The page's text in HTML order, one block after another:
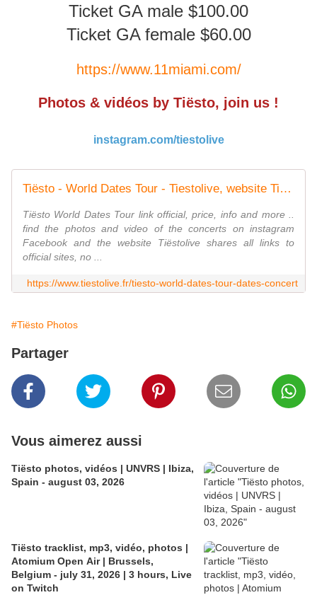
Ticket GA male $100.00
Ticket GA female $60.00
https://www.11miami.com/
Photos & vidéos by Tiësto, join us !
instagram.com/tiestolive
Tiësto - World Dates Tour - Tiestolive, website Tiesto
Tiësto World Dates Tour link official, price, info and more ..
find the photos and video of the concerts on instagram
Facebook and the website Tiëstolive shares all links to
official sites, no ...
https://www.tiestolive.fr/tiesto-world-dates-tour-dates-concert
#Tiësto Photos
Partager
Vous aimerez aussi
Tiësto photos, vidéos | UNVRS | Ibiza,
Spain - august 03, 2026
Tiësto tracklist, mp3, vidéo, photos |
Atomium Open Air | Brussels,
Belgium - july 31, 2026 | 3 hours, Live
on Twitch